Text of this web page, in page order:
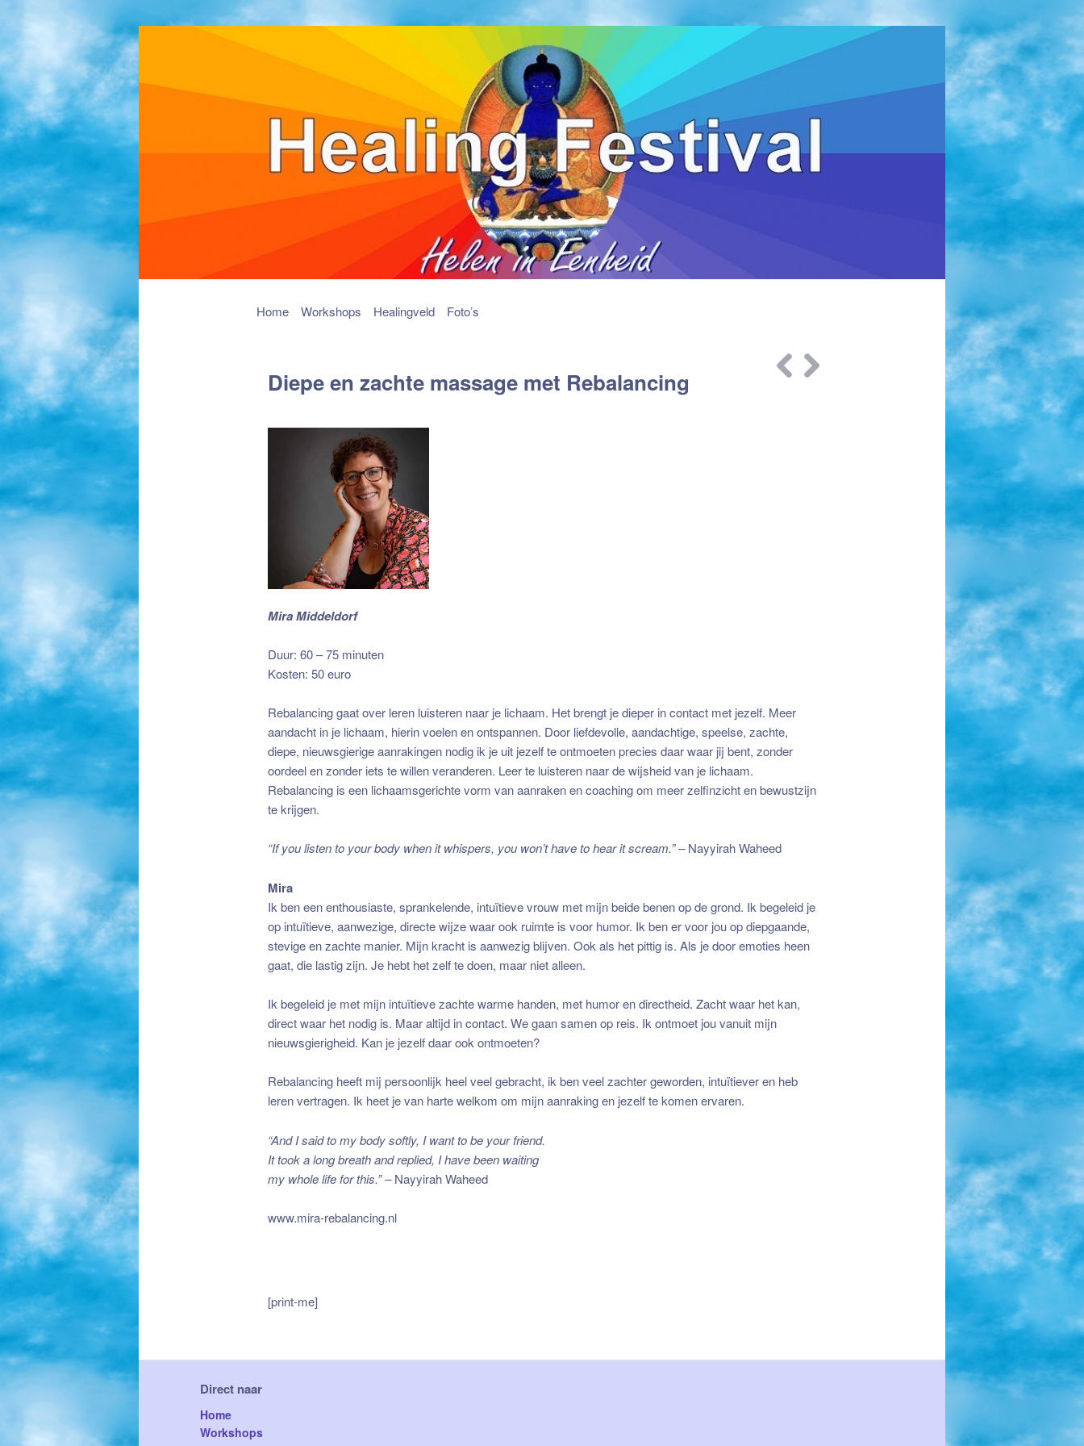
Home Workshops Healingveld Foto’s
Bericht
Diepe en zachte massage met Rebalancing
Mira Middeldorf
Duur: 60 – 75 minuten
Kosten: 50 euro
Rebalancing gaat over leren luisteren naar je lichaam. Het brengt je dieper in contact met jezelf. Meer
aandacht in je lichaam, hierin voelen en ontspannen. Door liefdevolle, aandachtige, speelse, zachte,
diepe, nieuwsgierige aanrakingen nodig ik je uit jezelf te ontmoeten precies daar waar jij bent, zonder
oordeel en zonder iets te willen veranderen. Leer te luisteren naar de wijsheid van je lichaam.
Rebalancing is een lichaamsgerichte vorm van aanraken en coaching om meer zelfinzicht en bewustzijn
te krijgen.
“If you listen to your body when it whispers, you won’t have to hear it scream.” –Nayyirah Waheed
Mira
Ik ben een enthousiaste, sprankelende, intuïtieve vrouw met mijn beide benen op de grond. Ik begeleid je
op intuïtieve, aanwezige, directe wijze waar ook ruimte is voor humor. Ik ben er voor jou op diepgaande,
stevige en zachte manier. Mijn kracht is aanwezig blijven. Ook als het pittig is. Als je door emoties heen
gaat, die lastig zijn. Je hebt het zelf te doen, maar niet alleen.
Ik begeleid je met mijn intuïtieve zachte warme handen, met humor en directheid. Zacht waar het kan,
direct waar het nodig is. Maar altijd in contact. We gaan samen op reis. Ik ontmoet jou vanuit mijn
nieuwsgierigheid. Kan je jezelf daar ook ontmoeten?
Rebalancing heeft mij persoonlijk heel veel gebracht, ik ben veel zachter geworden, intuïtiever en heb
leren vertragen. Ik heet je van harte welkom om mijn aanraking en jezelf te komen ervaren.
“And I said to my body softly, I want to be your friend.
It took a long breath and replied, I have been waiting
my whole life for this.” –Nayyirah Waheed
www.mira-rebalancing.nl
[print-me]
Direct naar
Home
Workshops